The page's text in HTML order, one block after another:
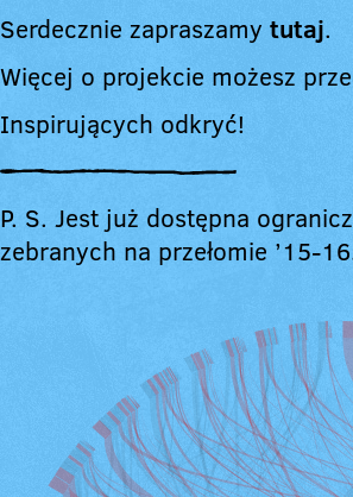
Serdecznie zapraszamy tutaj.
Więcej o projekcie możesz
Inspirujących odkryć!
P. S. Jest już dostępna
zebranych na przełomie ’15-